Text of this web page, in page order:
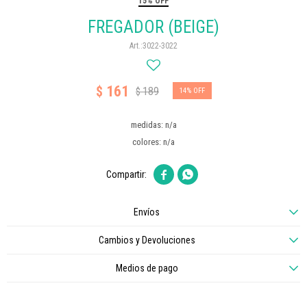
FREGADOR (BEIGE)
3022-3022
$ 161 $189 14
medidas: n/a
colores: n/a
 
Envíos
Cambios y Devoluciones
Medios de pago